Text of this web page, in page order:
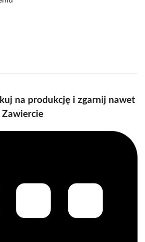
na produkcję i zgarnij nawet
Zawiercie